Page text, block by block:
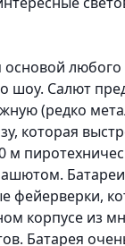
шоу. Салют
(редко
которая
м
фейерверки,
корпусе из
Батарея